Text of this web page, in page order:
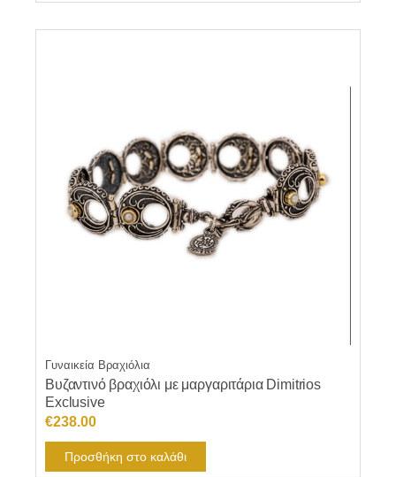
Γυναικεία Βραχιόλια
Βυζαντινό βραχιόλι με μαργαριτάρια Dimitrios
Exclusive
€238.00
Προσθήκη στο καλάθι